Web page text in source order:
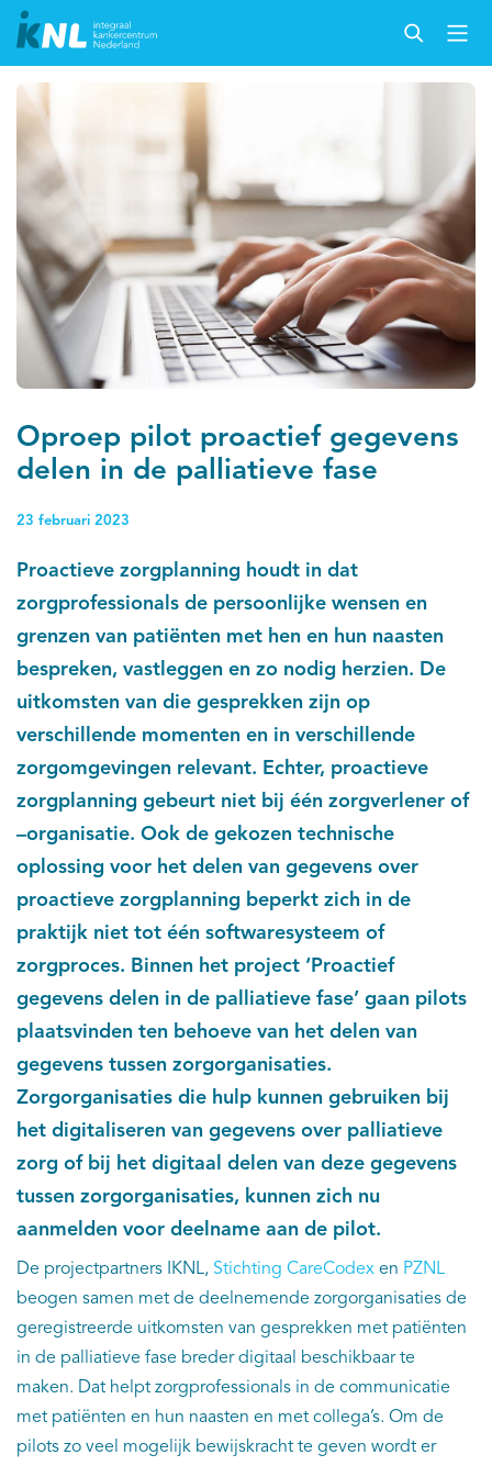
Oproep pilot proactief gegevens
delen in de palliatieve fase
23 februari 2023
Proactieve zorgplanning houdt in dat
zorgprofessionals de persoonlijke wensen en
grenzen van patiënten met hen en hun naasten
bespreken, vastleggen en zo nodig herzien. De
uitkomsten van die gesprekken zijn op
verschillende momenten en in verschillende
zorgomgevingen relevant. Echter, proactieve
zorgplanning gebeurt niet bij één zorgverlener of
–organisatie. Ook de gekozen technische
oplossing voor het delen van gegevens over
proactieve zorgplanning beperkt zich in de
praktijk niet tot één softwaresysteem of
zorgproces. Binnen het project ‘Proactief
gegevens delen in de palliatieve fase’ gaan pilots
plaatsvinden ten behoeve van het delen van
gegevens tussen zorgorganisaties.
Zorgorganisaties die hulp kunnen gebruiken bij
het digitaliseren van gegevens over palliatieve
zorg of bij het digitaal delen van deze gegevens
tussen zorgorganisaties, kunnen zich nu
aanmelden voor deelname aan de pilot.
De projectpartners IKNL, Stichting CareCodex en PZNL
beogen samen met de deelnemende zorgorganisaties de
geregistreerde uitkomsten van gesprekken met patiënten
in de palliatieve fase breder digitaal beschikbaar te
maken. Dat helpt zorgprofessionals in de communicatie
met patiënten en hun naasten en met collega’s. Om de
pilots zo veel mogelijk bewijskracht te geven wordt er